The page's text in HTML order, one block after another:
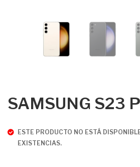
SAMSUNG S23
ESTE PRODUCTO NO ESTÁ
EXISTENCIAS.